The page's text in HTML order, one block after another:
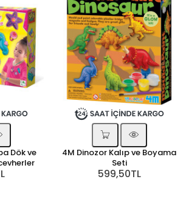
Dök ve
4M Dinozor Kalıp ve Boyama
Seti
599,50TL